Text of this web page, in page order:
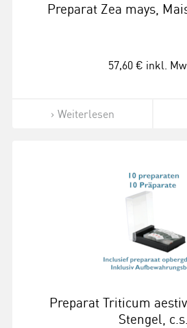
Preparat Zea mays,
57,60 € inkl.
Weiterlesen
Preparat Triticum
Stengel, c.s.